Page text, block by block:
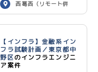
西葛西（リモート併
用）
【インフラ】金融系イン
フラ試験計画／東京都中
野区のインフラエンジニ
ア案件